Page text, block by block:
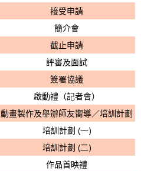
接受申請
簡介會
截止申請
評審及面試
簽署協議
啟動禮（記者會）
動畫製作及舉辦師友嚮導／培訓計劃
培訓計劃 (一)
培訓計劃 (二)
作品首映禮